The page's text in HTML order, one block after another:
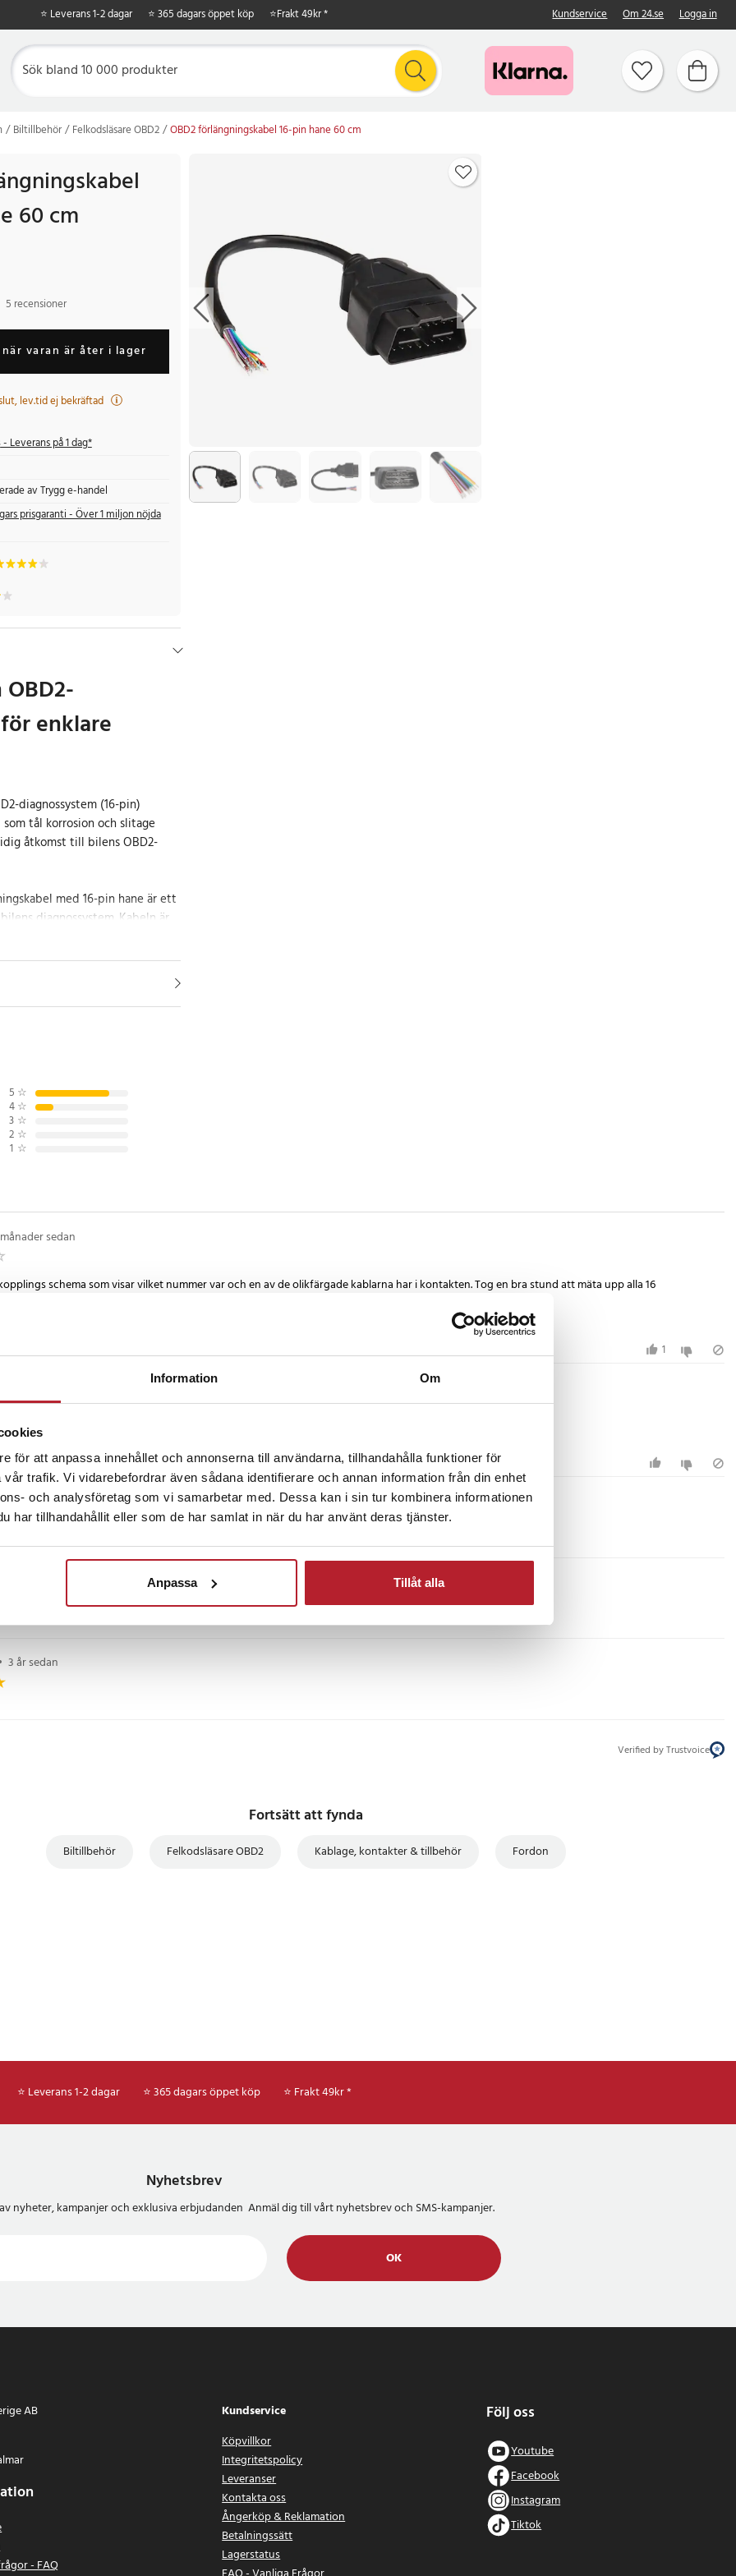
Information Om
för att anpassa innehållet och annonserna till användarna, tillhandahålla funktioner för
trafik. Vi vidarebefordrar även sådana identifierare och annan information från din enhet
och analysföretag som vi samarbetar med. Dessa kan i sin tur kombinera informationen
har tillhandahållit eller som de har samlat in när du har använt deras tjänster.
Anpassa Tillåt alla
⭐ Leverans 1-2 dagar ⭐ 365 dagars öppet köp ⭐Frakt 49kr * Kundservice Om 24.se Logga in
Biltillbehör Felkodsläsare OBD2 OBD2 förlängningskabel 16-pin hane 60 cm
60 cm
5 recensioner
varan är åter i lager
lev.tid ej bekräftad
- Leverans på 1 dag*
av Trygg e-handel
prisgaranti - Över 1 miljon nöjda
enklare
diagnossystem (16-pin)
tål korrosion och slitage
åtkomst till bilens OBD2-
med 16-pin hane är ett
diagnossystem. Kabeln är
material som ger lång
mot slitage och
till OBD2-porten blir
och hobbyanvändare.
får du mer rörelsefrihet och
är kompatibel med de flesta
5 ☆
4 ☆
3 ☆
2 ☆
1 ☆
sedan
schema som visar vilket nummer var och en av de olikfärgade kablarna har i kontakten. Tog en bra stund att mäta upp alla 16
1
ut
sedan
3 år sedan
Verified by Trustvoice
Fortsätt att fynda
Biltillbehör Felkodsläsare OBD2 Kablage, kontakter & tillbehör Fordon
⭐ Leverans 1-2 dagar ⭐ 365 dagars öppet köp ⭐ Frakt 49kr *
Nyhetsbrev
nyheter, kampanjer och exklusiva erbjudanden Anmäl dig till vårt nyhetsbrev och SMS-kampanjer.
OK
AB
- FAQ
Kundservice
Köpvillkor
Integritetspolicy
Leveranser
Kontakta oss
Ångerköp & Reklamation
Betalningssätt
Lagerstatus
Följ oss
Youtube
Facebook
Instagram
Tiktok